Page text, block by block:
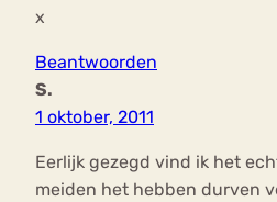
x
Beantwoorden
S.
1 oktober, 2011
Eerlijk gezegd vind ik het
meiden het hebben durven